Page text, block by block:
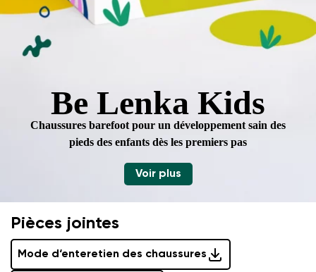
Modifier
Be Lenka Kids
Chaussures barefoot pour un développement sain des
pieds des enfants dès les premiers pas
Voir plus
Pièces jointes
Mode d‘enteretien des chaussures
Question
J'accepte qu'on traite mes coordonnées saisies dans
les termesces conditions et leur publication
Commentaire écrit
Évaluation
ces conditions et leur publication